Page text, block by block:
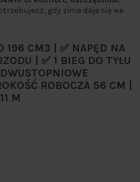
gdy zima daje się we
CM3 | ✅ NAPĘD NA
| ✅ 1 BIEG DO TYŁU
ROBOCZA 56 CM |
M